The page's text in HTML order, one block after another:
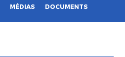
MÉDIAS DOCUMENTS